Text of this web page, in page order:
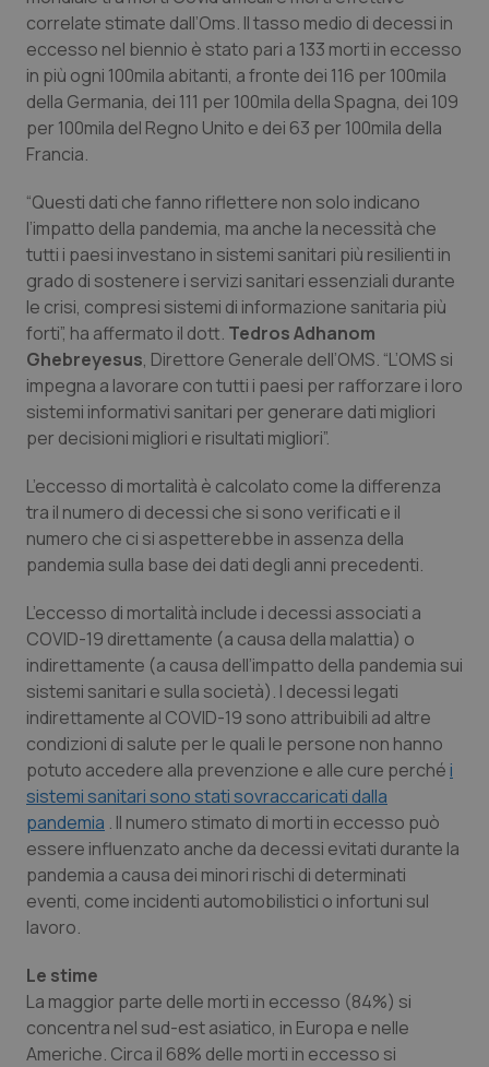
Salute orale & impianti
Sangue & coagulazione
Tiroide
Tumore al seno
Tumore ovarico
Tumori del Polmone & Testa Collo
Tumori gastrointestinali
Ulcera & Reflusso
Vaccini
correlate stimate dall’Oms. Il tasso medio di decessi in
eccesso nel biennio è stato pari a 133 morti in eccesso
in più ogni 100mila abitanti, a fronte dei 116 per 100mila
della Germania, dei 111 per 100mila della Spagna, dei 109
per 100mila del Regno Unito e dei 63 per 100mila della
Francia.
“Questi dati che fanno riflettere non solo indicano
l’impatto della pandemia, ma anche la necessità che
tutti i paesi investano in sistemi sanitari più resilienti in
grado di sostenere i servizi sanitari essenziali durante
le crisi, compresi sistemi di informazione sanitaria più
forti”, ha affermato il dott. Tedros Adhanom
Ghebreyesus, Direttore Generale dell’OMS. “L’OMS si
impegna a lavorare con tutti i paesi per rafforzare i loro
sistemi informativi sanitari per generare dati migliori
per decisioni migliori e risultati migliori”.
L’eccesso di mortalità è calcolato come la differenza
tra il numero di decessi che si sono verificati e il
numero che ci si aspetterebbe in assenza della
pandemia sulla base dei dati degli anni precedenti.
L’eccesso di mortalità include i decessi associati a
COVID-19 direttamente (a causa della malattia) o
indirettamente (a causa dell’impatto della pandemia sui
sistemi sanitari e sulla società). I decessi legati
indirettamente al COVID-19 sono attribuibili ad altre
condizioni di salute per le quali le persone non hanno
potuto accedere alla prevenzione e alle cure perchéi
sistemi sanitari sono stati sovraccaricati dalla
pandemia . Il numero stimato di morti in eccesso può
essere influenzato anche da decessi evitati durante la
pandemia a causa dei minori rischi di determinati
eventi, come incidenti automobilistici o infortuni sul
lavoro.
Le stime
La maggior parte delle morti in eccesso (84%) si
concentra nel sud-est asiatico, in Europa e nelle
Americhe. Circa il 68% delle morti in eccesso si